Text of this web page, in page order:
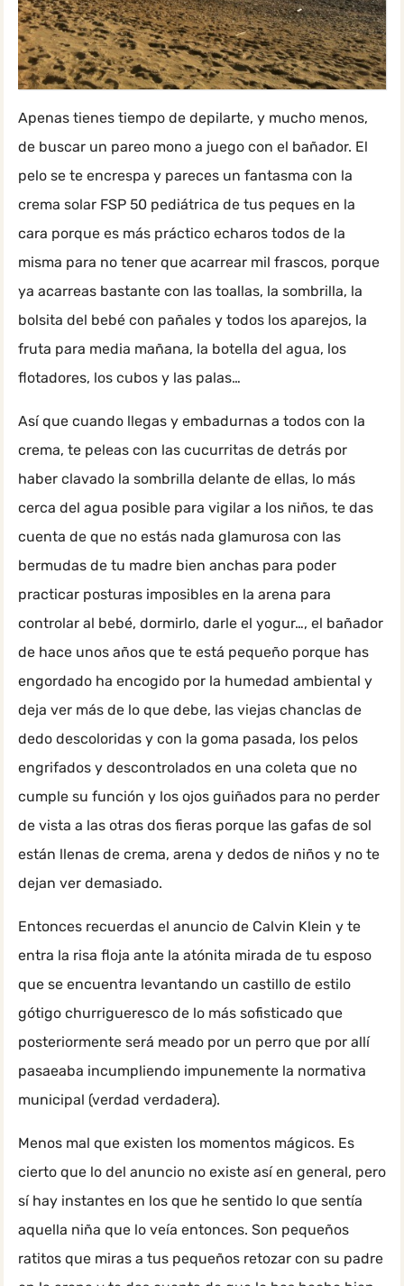
Apenas tienes tiempo de depilarte, y mucho menos,
de buscar un pareo mono a juego con el bañador. El
pelo se te encrespa y pareces un fantasma con la
crema solar FSP 50 pediátrica de tus peques en la
cara porque es más práctico echaros todos de la
misma para no tener que acarrear mil frascos, porque
ya acarreas bastante con las toallas, la sombrilla, la
bolsita del bebé con pañales y todos los aparejos, la
fruta para media mañana, la botella del agua, los
flotadores, los cubos y las palas…
Así que cuando llegas y embadurnas a todos con la
crema, te peleas con las cucurritas de detrás por
haber clavado la sombrilla delante de ellas, lo más
cerca del agua posible para vigilar a los niños, te das
cuenta de que no estás nada glamurosa con las
bermudas de tu madre bien anchas para poder
practicar posturas imposibles en la arena para
controlar al bebé, dormirlo, darle el yogur…, el bañador
de hace unos años que te está pequeño porque has
engordado ha encogido por la humedad ambiental y
deja ver más de lo que debe, las viejas chanclas de
dedo descoloridas y con la goma pasada, los pelos
engrifados y descontrolados en una coleta que no
cumple su función y los ojos guiñados para no perder
de vista a las otras dos fieras porque las gafas de sol
están llenas de crema, arena y dedos de niños y no te
dejan ver demasiado.
Entonces recuerdas el anuncio de Calvin Klein y te
entra la risa floja ante la atónita mirada de tu esposo
que se encuentra levantando un castillo de estilo
gótigo churrigueresco de lo más sofisticado que
posteriormente será meado por un perro que por allí
pasaeaba incumpliendo impunemente la normativa
municipal (verdad verdadera).
Menos mal que existen los momentos mágicos. Es
cierto que lo del anuncio no existe así en general, pero
sí hay instantes en los que he sentido lo que sentía
aquella niña que lo veía entonces. Son pequeños
ratitos que miras a tus pequeños retozar con su padre